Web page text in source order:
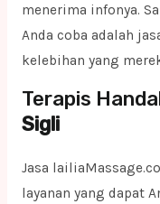
menerima infonya.
Anda coba adalah
kelebihan yang
Terapis
Sigli
Jasa
layanan yang dapat